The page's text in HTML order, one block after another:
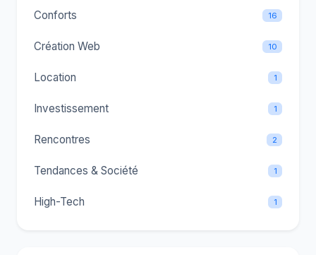
Conforts 16
Création Web 10
Location 1
Investissement 1
Rencontres 2
Tendances & Société 1
High-Tech 1